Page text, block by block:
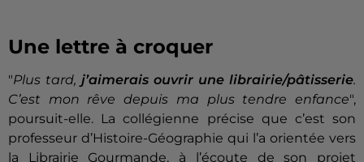
Une lettre à croquer
"Plus tard, j’aimerais ouvrir une librairie/pâtisserie.
C’est mon rêve depuis ma plus tendre enfance",
poursuit-elle. La collégienne précise que c’est son
professeur d’Histoire-Géographie qui l’a orientée vers
la Librairie Gourmande, à l’écoute de son projet